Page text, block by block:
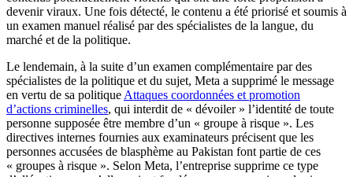
devenir viraux. Une fois détecté, le contenu a été priorisé et soumis à
un examen manuel réalisé par des spécialistes de la langue, du
marché et de la politique.
Le lendemain, à la suite d’un examen complémentaire par des
spécialistes de la politique et du sujet, Meta a supprimé le message
en vertu de sa politique Attaques coordonnées et promotion
d’actions criminelles, qui interdit de « dévoiler » l’identité de toute
personne supposée être membre d’un « groupe à risque ». Les
directives internes fournies aux examinateurs précisent que les
personnes accusées de blasphème au Pakistan font partie de ces
« groupes à risque ». Selon Meta, l’entreprise supprime ce type